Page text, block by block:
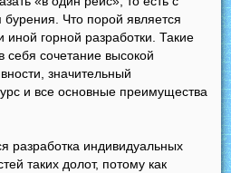
Что порой является
горной разработки. Такие
себя сочетание высокой
значительный
и все основные преимущества
разработка индивидуальных
таких долот, потому как